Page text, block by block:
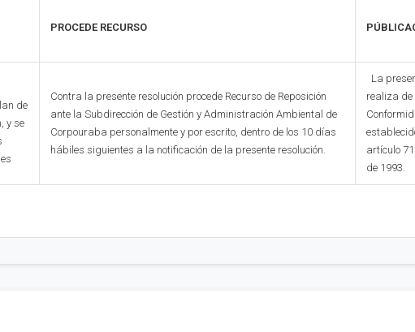
PROCEDE RECURSO
de
y se
Contra la presente resolución procede Recurso de Reposición
ante la Subdirección de Gestión y Administración Ambiental de
Corpouraba personalmente y por escrito, dentro de los 10 días
hábiles siguientes a la notificación de la presente resolución.
La
realiza de
artículo
de 1993.